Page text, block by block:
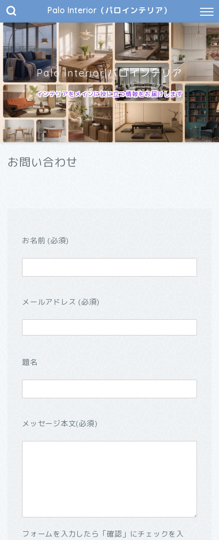
Palo Interior（パロインテリア）
Palo Interior|パロインテリア
インテリアをメインに役に立つ情報をお届けします
お問い合わせ
お名前 (必須)
メールアドレス (必須)
題名
メッセージ本文(必須)
フォームを入力したら「確認」にチェックを入